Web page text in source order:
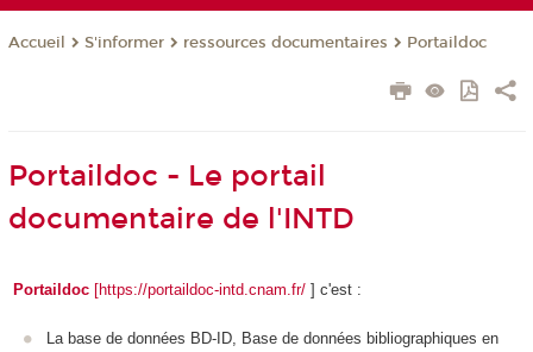
Accueil S'informer ressources documentaires Portaildoc
Portaildoc - Le portail
documentaire de l'INTD
Portaildoc [https://portaildoc-intd.cnam.fr/] c'est :
La base de données BD-ID,
Base de données bibliographiques en